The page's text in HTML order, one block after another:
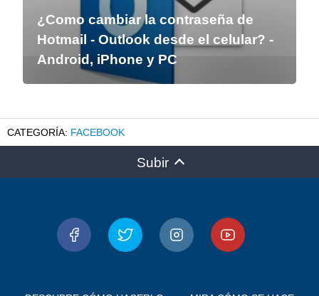
¿Como cambiar la contraseña de
Hotmail - Outlook desde el celular? -
Android, iPhone y PC
FACEBOOK
Subir